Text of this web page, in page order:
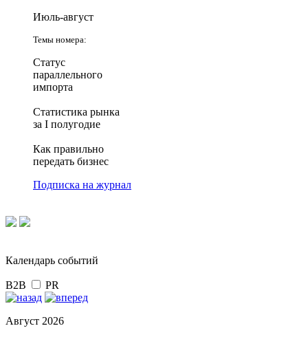
Июль-август
Темы номера:
Статус
параллельного
импорта
Статистика рынка
за I полугодие
Как правильно
передать бизнес
Подписка на журнал
Календарь событий
B2B PR
Август 2026